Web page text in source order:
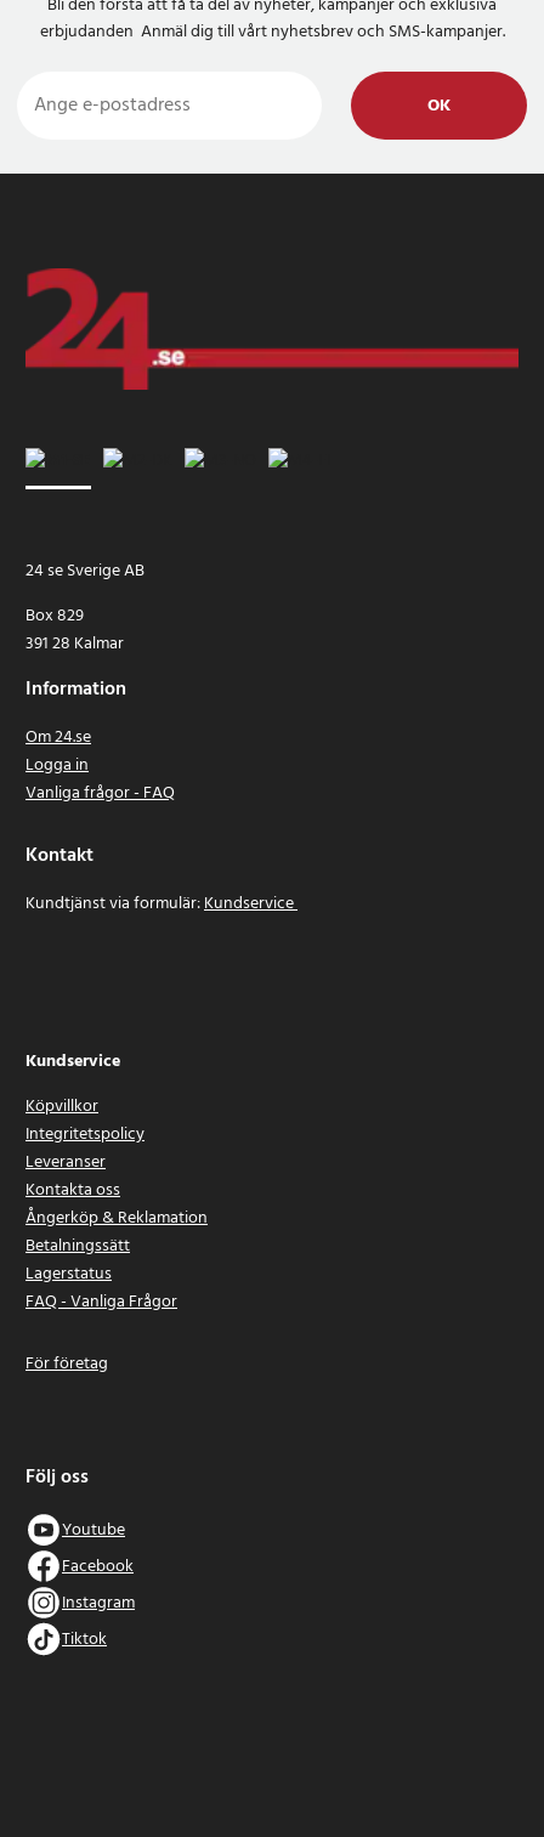
Bli den första att få ta del av nyheter, kampanjer och exklusiva
erbjudanden Anmäl dig till vårt nyhetsbrev och SMS-kampanjer.
OK
24 se Sverige AB
Box 829
391 28 Kalmar
Information
Om 24.se
Logga in
Vanliga frågor - FAQ
Kontakt
Kundtjänst via formulär:Kundservice
Kundservice
Köpvillkor
Integritetspolicy
Leveranser
Kontakta oss
Ångerköp & Reklamation
Betalningssätt
Lagerstatus
FAQ - Vanliga Frågor
För företag
Följ oss
Youtube
Facebook
Instagram
Tiktok